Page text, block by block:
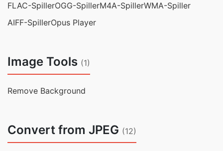
FLAC-SpillerOGG-SpillerM4A-SpillerWMA-Spiller
AIFF-SpillerOpus Player
Image Tools (1)
Remove Background
Convert from JPEG (12)